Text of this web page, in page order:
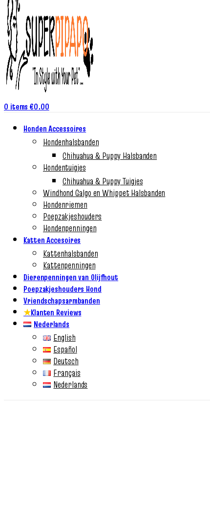
0 items €0.00
Honden Accessoires
Hondenhalsbanden
Chihuahua & Puppy Halsbanden
Hondentuigjes
Chihuahua & Puppy Tuigjes
Windhond Galgo en Whippet Halsbanden
Hondenriemen
Poepzakjeshouders
Hondenpenningen
Katten Accesoires
Kattenhalsbanden
Kattenpenningen
Dierenpenningen van Olijfhout
Poepzakjeshouders Hond
Vriendschapsarmbanden
★Klanten Reviews
Nederlands
English
Español
Deutsch
Français
Nederlands